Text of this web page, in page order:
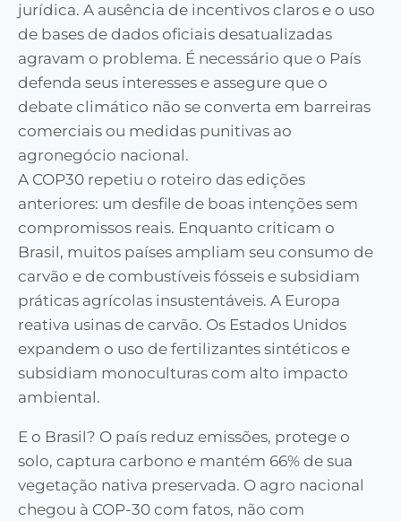
jurídica. A ausência de incentivos claros e o uso
de bases de dados oficiais desatualizadas
agravam o problema. É necessário que o País
defenda seus interesses e assegure que o
debate climático não se converta em barreiras
comerciais ou medidas punitivas ao
agronegócio nacional.
A COP30 repetiu o roteiro das edições
anteriores: um desfile de boas intenções sem
compromissos reais. Enquanto criticam o
Brasil, muitos países ampliam seu consumo de
carvão e de combustíveis fósseis e subsidiam
práticas agrícolas insustentáveis. A Europa
reativa usinas de carvão. Os Estados Unidos
expandem o uso de fertilizantes sintéticos e
subsidiam monoculturas com alto impacto
ambiental.
E o Brasil? O país reduz emissões, protege o
solo, captura carbono e mantém 66% de sua
vegetação nativa preservada. O agro nacional
chegou à COP-30 com fatos, não com